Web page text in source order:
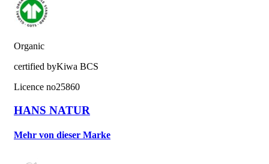
Organic
certified byKiwa BCS
Licence no25860
HANS NATUR
Mehr von dieser Marke